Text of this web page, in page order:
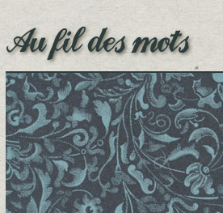
Au fil des mots